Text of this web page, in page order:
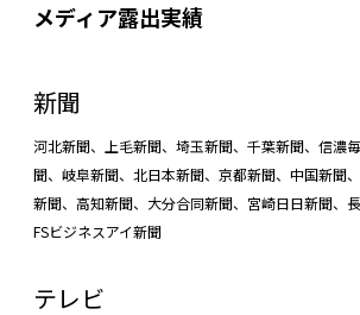
メディア露出実績
新聞
河北新聞、上毛新聞、埼玉新聞、千葉新聞、信濃
聞、岐阜新聞、北日本新聞、京都新聞、中国新聞
新聞、高知新聞、大分合同新聞、宮崎日日新聞、長
FSビジネスアイ新聞
テレビ